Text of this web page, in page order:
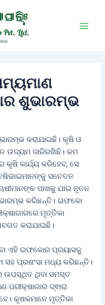
ଶୁଭାରମ୍ଭ
କରାଯାଇଛି। କୃଷି ଓ
ଉଦ୍ୟମ ଜାରିରଖିଛି। କମ
କୃଷି କାର୍ଯ୍ୟ କରିହେବ, ସେ
ସଚେତନ
ପାଖକୁ ଯାଇ ନୂତନ
କରିଛନ୍ତି। ଇଫକୋ
ମୃତ୍ତିକା
କରାଯାଇଛି।
ଏହି ଇଫକୋର ପ୍ରୟାସକୁ
ପ୍ରଶଂସା ମଧ୍ୟ କରିଛନ୍ତି।
ଉପସ୍ଥିତ ଥିବା ସମସ୍ତ
ପରୀକ୍ଷାଗାର ଦ୍ଵାରା
କୃଷକମାନେ ମୃତ୍ତିକା